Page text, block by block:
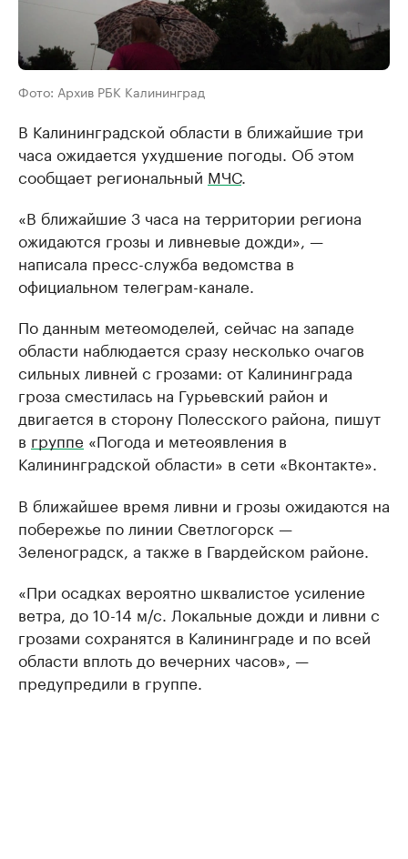
Фото: Архив РБК Калининград
В Калининградской области в ближайшие три
часа ожидается ухудшение погоды. Об этом
сообщает региональный МЧС.
«В ближайшие 3 часа на территории региона
ожидаются грозы и ливневые дожди», —
написала пресс-служба ведомства в
официальном телеграм-канале.
По данным метеомоделей, сейчас на западе
области наблюдается сразу несколько очагов
сильных ливней с грозами: от Калининграда
гроза сместилась на Гурьевский район и
двигается в сторону Полесского района, пишут
в группе «Погода и метеоявления в
Калининградской области» в сети «Вконтакте».
В ближайшее время ливни и грозы ожидаются на
побережье по линии Светлогорск —
Зеленоградск, а также в Гвардейском районе.
«При осадках вероятно шквалистое усиление
ветра, до 10-14 м/с. Локальные дожди и ливни с
грозами сохранятся в Калининграде и по всей
области вплоть до вечерних часов», —
предупредили в группе.